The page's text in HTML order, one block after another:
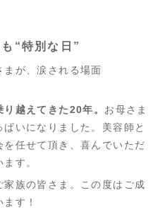
“特別な日”
が、涙される場面
越えてきた20年。 お母さま
いになりました。美容師と
任せて頂き、喜んでいただ
す。
族の皆さま。この度はご成
す！